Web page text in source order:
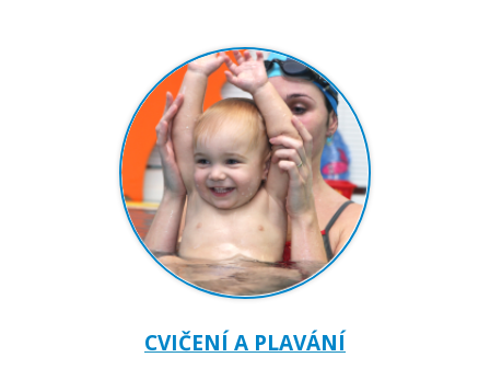
CVIČENÍ A PLAVÁNÍ